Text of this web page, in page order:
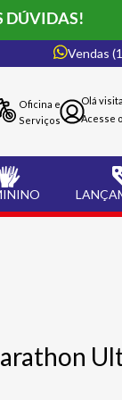
DÚVIDAS!
Vendas
Oficina e
Serviços